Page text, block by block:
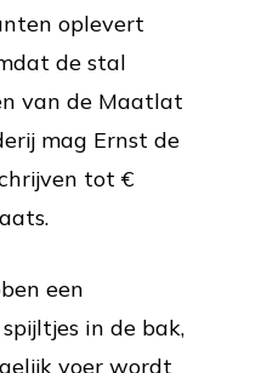
oplevert
de stal
van de Maatlat
mag Ernst de
tot €
een
in de bak,
voer wordt